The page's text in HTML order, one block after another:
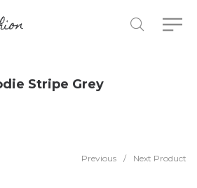
Stripe Grey
Previous / Next Product